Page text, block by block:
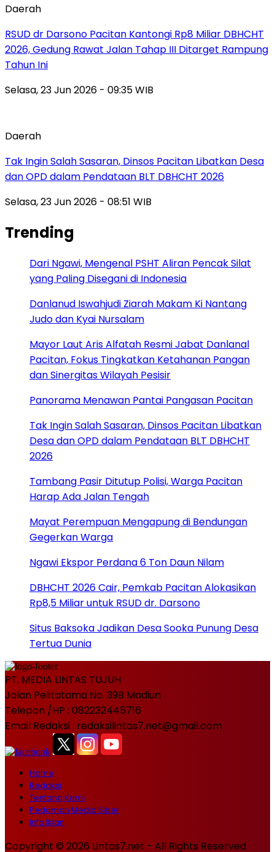
Daerah
RSUD dr Darsono Pacitan Kantongi Rp8 Miliar DBHCHT
2026, Gedung Rawat Jalan Tahap III Ditarget Rampung
Tahun Ini
Selasa, 23 Jun 2026 - 09:35 WIB
Daerah
Tak Ingin Salah Sasaran, Dinsos Pacitan Libatkan Desa
dan OPD dalam Pendataan BLT DBHCHT 2026
Selasa, 23 Jun 2026 - 08:51 WIB
Trending
Dari Ngawi, Mengenal PSHT Aliran Pencak Silat
yang Paling Disegani di Indonesia
Danlanud Iswahjudi Ziarah Makam Ki Nantang
Judo dan Kyai Nursalam
Mayor Laut Aris Alfatah Resmi Jabat Danlanal
Pacitan, Fokus Tingkatkan Ketahanan Pangan
dan Sinergitas Wilayah Pesisir
Panorama Menawan Pantai Pangasan Pacitan
Tak Ingin Salah Sasaran, Dinsos Pacitan Libatkan
Desa dan OPD dalam Pendataan BLT DBHCHT
2026
Tambang Pasir Ditutup Polisi, Warga Pacitan
Harap Ada Jalan Tengah
Mayat Perempuan Mengapung di Bendungan
Gegerkan Warga
Ngawi Ekspor Perdana 6 Ton Daun Nilam
DBHCHT 2026 Cair, Pemkab Pacitan Alokasikan
Rp8,5 Miliar untuk RSUD dr. Darsono
Situs Baksoka Jadikan Desa Sooka Punung Desa
Tertua Dunia
PT. MEDIA LINTAS TUJUH
Jalan Pelitatama No. 39B Madiun
Telepon /HP : 082232445716
Email Redaksi : redaksilintas7.net@gmail.com
Home
Redaksi
Tentang Kami
Pedoman Media Siber
Info Iklan
Copyright © 2026 Lintas7.net - All Rights Reserved